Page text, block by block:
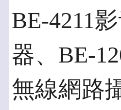
BE-4211
器、BE-
無線網路